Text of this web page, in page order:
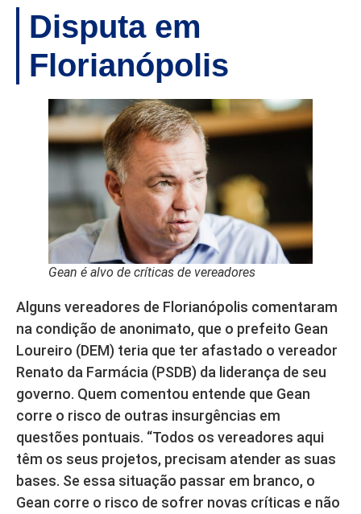
Disputa em
Florianópolis
Gean é alvo de críticas de vereadores
Alguns vereadores de Florianópolis comentaram
na condição de anonimato, que o prefeito Gean
Loureiro (DEM) teria que ter afastado o vereador
Renato da Farmácia (PSDB) da liderança de seu
governo. Quem comentou entende que Gean
corre o risco de outras insurgências em
questões pontuais. “Todos os vereadores aqui
têm os seus projetos, precisam atender as suas
bases. Se essa situação passar em branco, o
Gean corre o risco de sofrer novas críticas e não